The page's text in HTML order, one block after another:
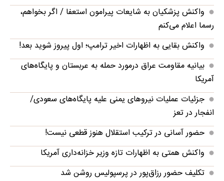
واکنش پزشکیان به شایعات پیرامون استعفا / اگر بخواهم،
رسما اعلام می‌کنم
واکنش بقایی به اظهارات اخیر ترامپ؛ اول پیروز شوید بعد!
بیانیه مقاومت عراق درمورد حمله به عربستان و پایگاه‌های
آمریکا
جزئیات عملیات نیروهای یمنی علیه پایگاه‌های سعودی/
انفجار در تعز
حضور آسانی در ترکیب استقلال هنوز قطعی نیست!
واکنش همتی به اظهارات تازه وزیر خزانه‌داری آمریکا
تکلیف حضور رزاق‌پور در پرسپولیس روشن شد